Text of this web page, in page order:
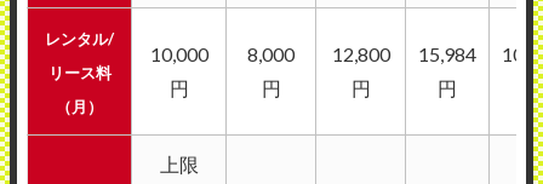
レンタル/
リース料
（月）
10,000
円
8,000
円
12,800
円
15,984
円
円
上限